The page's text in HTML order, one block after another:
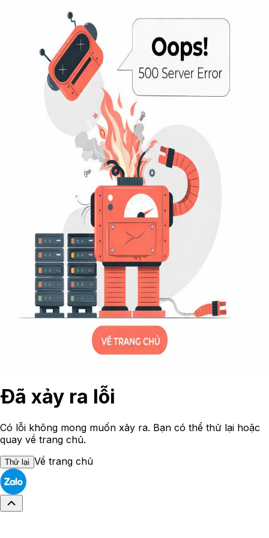
Đã xảy ra lỗi
Có lỗi không mong muốn xảy ra. Bạn có thể thử lại hoặc
quay về trang chủ.
Thử lại Về trang chủ